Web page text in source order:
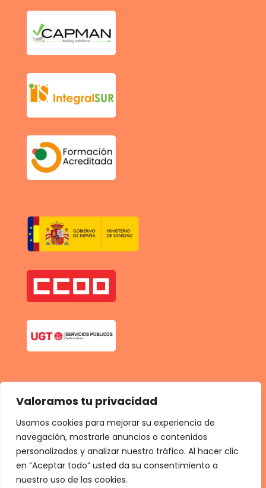
Valoramos tu privacidad
Usamos cookies para mejorar su experiencia de
navegación, mostrarle anuncios o contenidos
personalizados y analizar nuestro tráfico. Al hacer clic
en “Aceptar todo” usted da su consentimiento a
nuestro uso de las cookies.